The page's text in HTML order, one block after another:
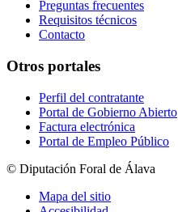
Preguntas frecuentes
Requisitos técnicos
Contacto
Otros portales
Perfil del contratante
Portal de Gobierno Abierto
Factura electrónica
Portal de Empleo Público
© Diputación Foral de Álava
Mapa del sitio